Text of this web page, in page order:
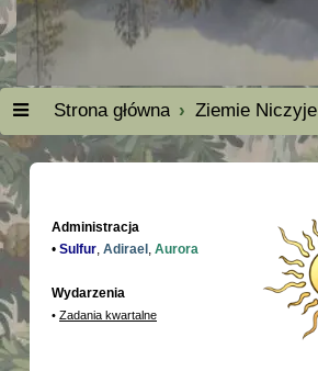
Strona główna Ziemie Niczyje
Administracja
• Sulfur, Adirael , Aurora
Wydarzenia
• Zadania kwartalne